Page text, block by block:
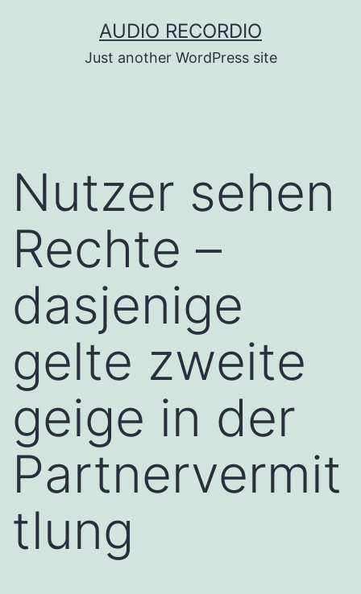
AUDIO RECORDIO
Just another WordPress site
Nutzer sehen
Rechte –
dasjenige
gelte zweite
geige in der
Partnervermit
tlung